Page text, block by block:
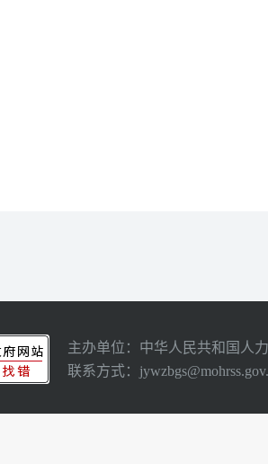
主办单位：中华人民共和国人
联系方式：